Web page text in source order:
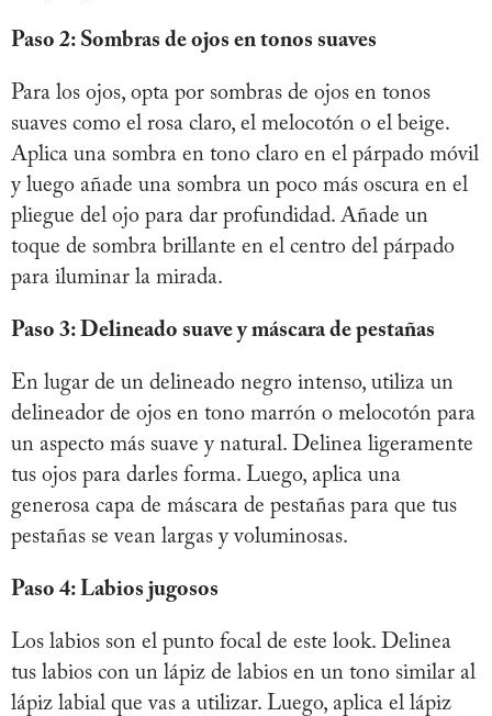
Paso 2: Sombras de ojos en tonos suaves
Para los ojos, opta por sombras de ojos en tonos
suaves como el rosa claro, el melocotón o el beige.
Aplica una sombra en tono claro en el párpado móvil
y luego añade una sombra un poco más oscura en el
pliegue del ojo para dar profundidad. Añade un
toque de sombra brillante en el centro del párpado
para iluminar la mirada.
Paso 3: Delineado suave y máscara de pestañas
En lugar de un delineado negro intenso, utiliza un
delineador de ojos en tono marrón o melocotón para
un aspecto más suave y natural. Delinea ligeramente
tus ojos para darles forma. Luego, aplica una
generosa capa de máscara de pestañas para que tus
pestañas se vean largas y voluminosas.
Paso 4: Labios jugosos
Los labios son el punto focal de este look. Delinea
tus labios con un lápiz de labios en un tono similar al
lápiz labial que vas a utilizar. Luego, aplica el lápiz